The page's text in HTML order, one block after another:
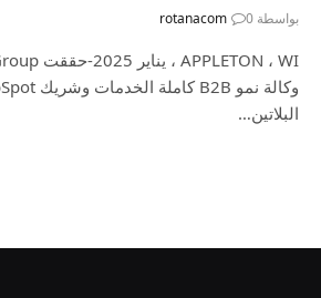
بواسطة rotanacom 0
البلاتين…